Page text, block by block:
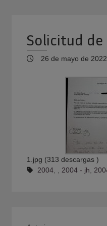
Solicitud
26 de mayo de 2022
1.jpg (313 descargas )
2004, 2004 - jh